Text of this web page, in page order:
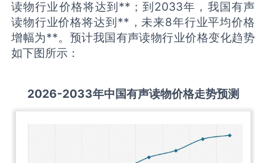
读物行业价格将达到**；到2033年，我国有声
读物行业价格将达到**，未来8年行业平均价格
增幅为**。预计我国有声读物行业价格变化趋势
如下图所示：
2026-2033年中国有声读物价格走势预测